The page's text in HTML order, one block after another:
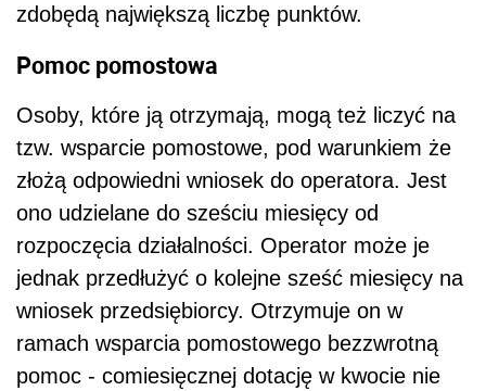
zdobędą największą liczbę punktów.
Pomoc pomostowa
Osoby, które ją otrzymają, mogą też liczyć na
tzw. wsparcie pomostowe, pod warunkiem że
złożą odpowiedni wniosek do operatora. Jest
ono udzielane do sześciu miesięcy od
rozpoczęcia działalności. Operator może je
jednak przedłużyć o kolejne sześć miesięcy na
wniosek przedsiębiorcy. Otrzymuje on w
ramach wsparcia pomostowego bezzwrotną
pomoc - comiesięcznej dotację w kwocie nie